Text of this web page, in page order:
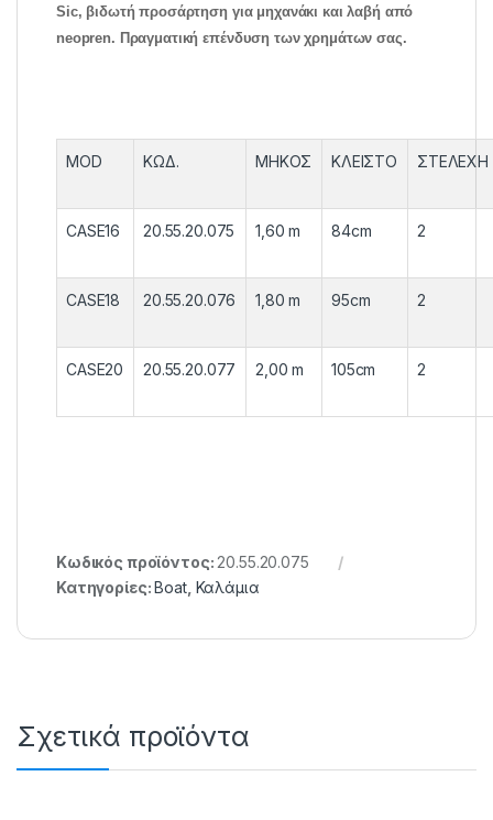
Sic, βιδωτή προσάρτηση για μηχανάκι και λαβή από
neopren. Πραγματική επένδυση των χρημάτων σας.
MOD ΚΩΔ. ΜΗΚΟΣ ΚΛΕΙΣΤΟ ΣΤΕΛΕΧΗ
CASE16 20.55.20.075 1,60 m 84cm 2
CASE18 20.55.20.076 1,80 m 95cm 2
CASE20 20.55.20.077 2,00 m 105cm 2
Κωδικός προϊόντος: 20.55.20.075
Κατηγορίες:Boat, Καλάμια
Σχετικά προϊόντα